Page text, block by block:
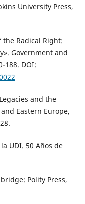
University Press,
the Radical Right:
Government and
188. DOI:
and the
Eastern Europe,
UDI. 50 Años de
Polity Press,